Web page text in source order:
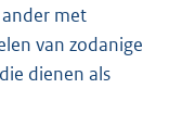
met
van zodanige
dienen als